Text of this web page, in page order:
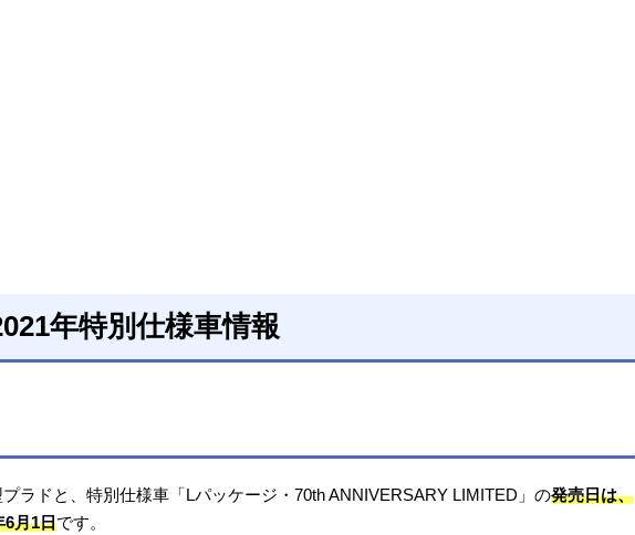
年特別仕様車情報
ラドと、特別仕様車「Lパッケージ・70th ANNIVERSARY LIMITED」の発売日は、
6月1日です。